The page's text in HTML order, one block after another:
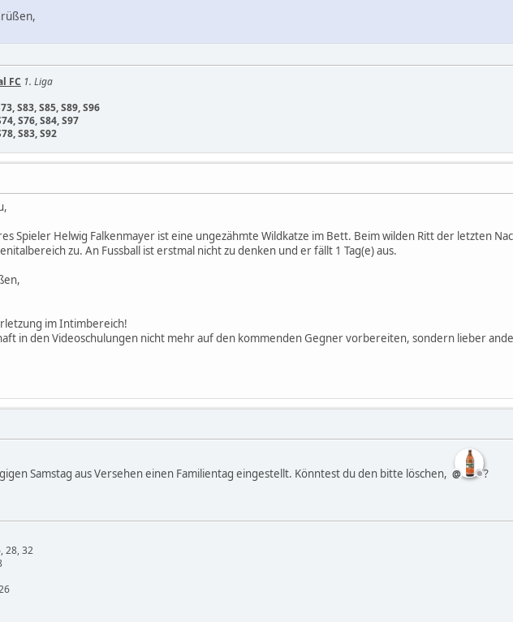
FC 1. Liga
S83, S85, S89, S96
S76, S84, S97
S83, S92
Spieler Helwig Falkenmayer ist eine ungezähmte Wildkatze im Bett. Beim wilden Ritt der letzten
zu. An Fussball ist erstmal nicht zu denken und er fällt 1 Tag(e) aus.
im Intimbereich!
in den Videoschulungen nicht mehr auf den kommenden Gegner vorbereiten, sondern lieber
Samstag aus Versehen einen Familientag eingestellt. Könntest du den bitte löschen, ?
28, 32